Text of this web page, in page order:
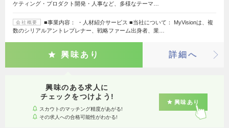
ケティング・プロダクト開発・人事など、多様なテーマ…
会社概要
■事業内容： ・人材紹介サービス ■当社について： MyVisionは、複
数のシリアルアントレプレナー、戦略ファーム出身者、業…
興味あり 詳細へ
興味のある求人に
チェックをつけよう!
スカウトのマッチング精度があがる!
その求人への合格可能性がわかる!
興味あり